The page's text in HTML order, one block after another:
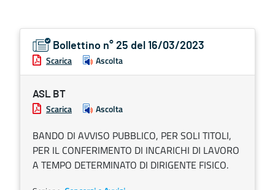
Bollettino n° 25 del 16/03/2023
Scarica Ascolta
ASL BT
Scarica Ascolta
BANDO DI AVVISO PUBBLICO, PER SOLI TITOLI,
PER IL CONFERIMENTO DI INCARICHI DI LAVORO
A TEMPO DETERMINATO DI DIRIGENTE FISICO.